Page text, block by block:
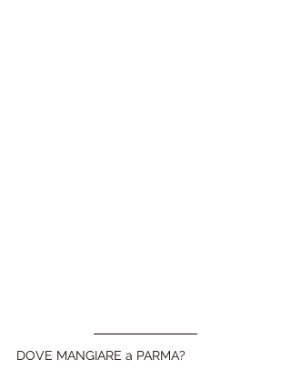
DOVE MANGIARE a PARMA?